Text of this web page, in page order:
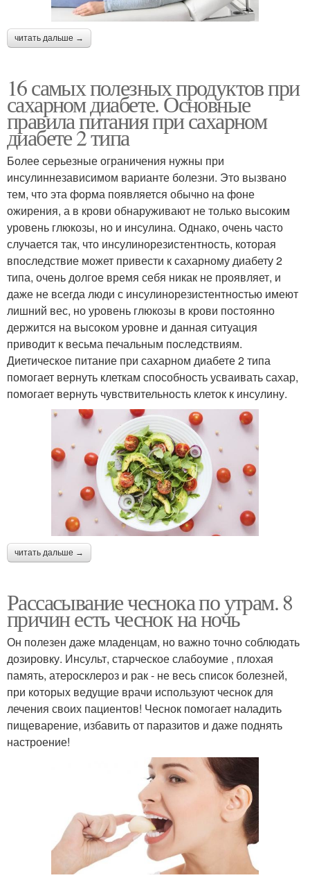
читать дальше →
16 самых полезных продуктов при
сахарном диабете. Основные
правила питания при сахарном
диабете 2 типа
Более серьезные ограничения нужны при
инсулиннезависимом варианте болезни. Это вызвано
тем, что эта форма появляется обычно на фоне
ожирения, а в крови обнаруживают не только высоким
уровень глюкозы, но и инсулина. Однако, очень часто
случается так, что инсулинорезистентность, которая
впоследствие может привести к сахарному диабету 2
типа, очень долгое время себя никак не проявляет, и
даже не всегда люди с инсулинорезистентностью имеют
лишний вес, но уровень глюкозы в крови постоянно
держится на высоком уровне и данная ситуация
приводит к весьма печальным последствиям.
Диетическое питание при сахарном диабете 2 типа
помогает вернуть клеткам способность усваивать сахар,
помогает вернуть чувствительность клеток к инсулину.
читать дальше →
Рассасывание чеснока по утрам. 8
причин есть чеснок на ночь
Он полезен даже младенцам, но важно точно соблюдать
дозировку. Инсульт, старческое слабоумие , плохая
память, атеросклероз и рак - не весь список болезней,
при которых ведущие врачи используют чеснок для
лечения своих пациентов! Чеснок помогает наладить
пищеварение, избавить от паразитов и даже поднять
настроение!